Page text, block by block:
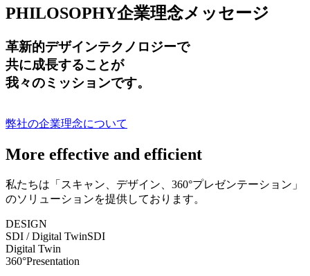
PHILOSOPHY企業理念メッセージ
革新的デザインテクノロジーで
共に成長することが
我々のミッションです。
弊社の企業理念について
More effective and efficient
私たちは「スキャン、デザイン、360°プレゼンテーション」
のソリューションを提供しております。
DESIGN
SDI / Digital TwinSDI
Digital Twin
360°Presentation